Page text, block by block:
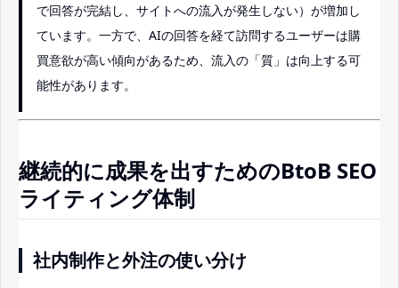
で回答が完結し、サイトへの流入が発生しない）が増加し
ています。一方で、AIの回答を経て訪問するユーザーは購
買意欲が高い傾向があるため、流入の「質」は向上する可
能性があります。
継続的に成果を出すためのBtoB SEO
ライティング体制
社内制作と外注の使い分け